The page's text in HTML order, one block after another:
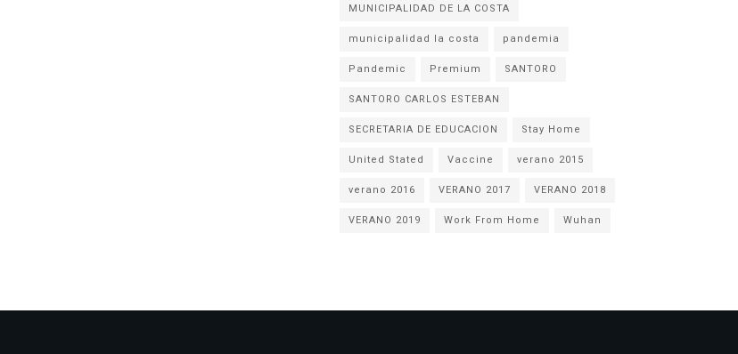
MUNICIPALIDAD DE LA COSTA
municipalidad la costa
pandemia
Pandemic
Premium
SANTORO
SANTORO CARLOS ESTEBAN
SECRETARIA DE EDUCACION
Stay Home
United Stated
Vaccine
verano 2015
verano 2016
VERANO 2017
VERANO 2018
VERANO 2019
Work From Home Wuhan